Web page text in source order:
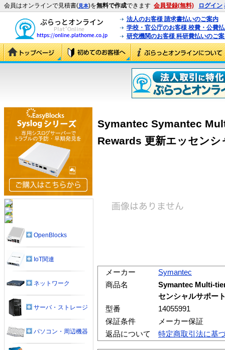
会員はオンラインで見積書(見本)を無料で作成できます 会員登録(無料) ログイン
法人のお客様 請求書払いのご案内
学校・官公庁のお客様 校費・公費
研究機関のお客様 科研費払いのご
Symantec Symantec
Rewards 更新エッセンシ
メーカー
Symantec
商品名
Symantec Multi-
センシャルサポー
型番
14055991
保証条件
メーカー保証
返品について
特定商取引法に基
OpenBlocks
IoT関連
ネットワーク
サーバ・ストレージ
パソコン・周辺機器